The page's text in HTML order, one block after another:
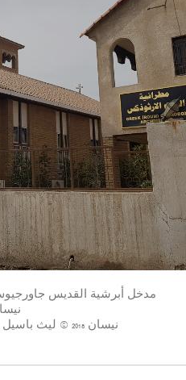
مدخل أبرشية القديس
نيسان 2018 © ليث باسيل نالبنديان / ميزوبوتاميا